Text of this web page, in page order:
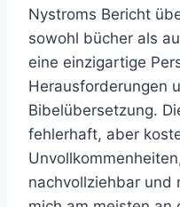
Nystroms Bericht
sowohl bücher als
eine einzigartige
Herausforderungen
Bibelübersetzung.
fehlerhaft, aber
nachvollziehbar und